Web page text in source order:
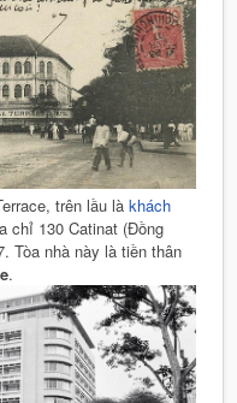
trên lầu là khách
chỉ 130 Catinat (Đồng
Tòa nhà này là tiền thân
.